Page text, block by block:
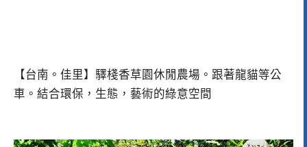
【台南。佳里】驛棧香草園休閒農場。跟著龍貓等公
車。結合環保，生態，藝術的綠意空間